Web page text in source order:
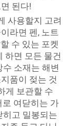
된다!
사용할지 고려
라면 펜, 노트
수 있는 포켓
하면 모든 물건
소재는 해변
품이 젖는 것
게 보관할 수
로 여닫히는 가
히고 밀봉되는